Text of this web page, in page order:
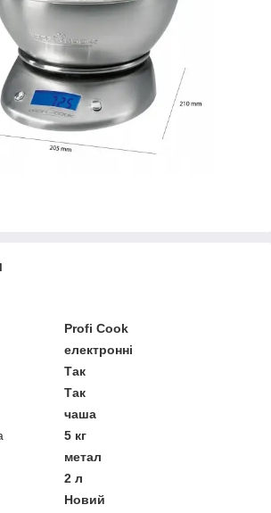
Profi Cook
електронні
Так
Так
чаша
5 кг
метал
2 л
Новий